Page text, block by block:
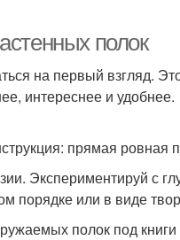
полок
на первый взгляд.
интереснее и удобнее.
прямая ровная
Экспериментируй с
порядке или в виде
полок под книги